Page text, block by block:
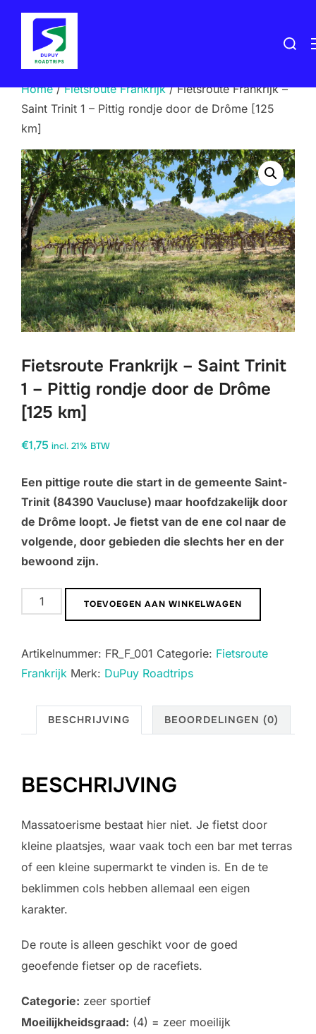
inhoud
Zoek
Home/Fietsroute Frankrijk/ Fietsroute Frankrijk –
Saint Trinit 1 – Pittig rondje door de Drôme [125
km]
Fietsroute Frankrijk – Saint Trinit
1 – Pittig rondje door de Drôme
[125 km]
€1,75 incl. 21% BTW
Een pittige route die start in de gemeente Saint-
Trinit (84390 Vaucluse) maar hoofdzakelijk door
de Drôme loopt. Je fietst van de ene col naar de
volgende, door gebieden die slechts her en der
bewoond zijn.
Fietsroute
Frankrijk
Saint
Trinit
Pittig
door
de
[125
km]
aantal
TOEVOEGEN AAN WINKELWAGEN
Artikelnummer: FR_F_001 Categorie: Fietsroute
Frankrijk Merk: DuPuy Roadtrips
BESCHRIJVING BEOORDELINGEN (0)
BESCHRIJVING
Massatoerisme bestaat hier niet. Je fietst door
kleine plaatsjes, waar vaak toch een bar met terras
of een kleine supermarkt te vinden is. En de te
beklimmen cols hebben allemaal een eigen
karakter.
De route is alleen geschikt voor de goed
geoefende fietser op de racefiets.
Categorie: zeer sportief
Moeilijkheidsgraad: (4) = zeer moeilijk